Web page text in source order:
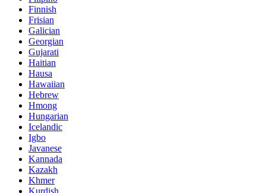
Finnish
Frisian
Galician
Georgian
Gujarati
Haitian
Hausa
Hawaiian
Hebrew
Hmong
Hungarian
Icelandic
Igbo
Javanese
Kannada
Kazakh
Khmer
Kurdish